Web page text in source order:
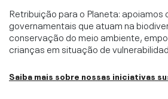
Retribuição para o Planeta: apoiamos
governamentais que atuam na
conservação do meio ambiente,
crianças em situação de
Saiba mais sobre nossas iniciativas